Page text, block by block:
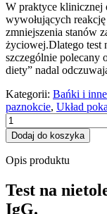
W praktyce klinicznej
wywołujących
zmniejszenia stanów
życiowej.Dlatego test
szczególnie polecany
diety” nadal
Kategorii: Bańki i
paznokcie, Układ
ilość
FoodDetective
-
Test
na
nietolerancje
pokarmowe
Dodaj do koszyka
Opis produktu
Test na
IgG.